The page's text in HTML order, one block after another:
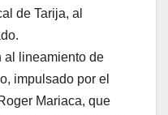
de Tarija, al
al lineamiento de
impulsado por el
Mariaca, que